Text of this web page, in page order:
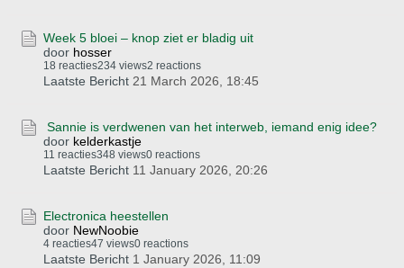
Week 5 bloei – knop ziet er bladig uit
door hosser
18 reacties234 views2 reactions
Laatste Bericht 21 March 2026, 18:45
Sannie is verdwenen van het interweb, iemand enig idee?
door kelderkastje
11 reacties348 views0 reactions
Laatste Bericht 11 January 2026, 20:26
Electronica heestellen
door NewNoobie
4 reacties47 views0 reactions
Laatste Bericht 1 January 2026, 11:09